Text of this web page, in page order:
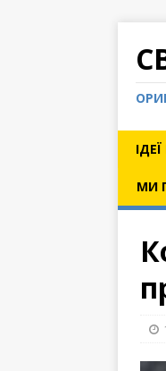
МИ